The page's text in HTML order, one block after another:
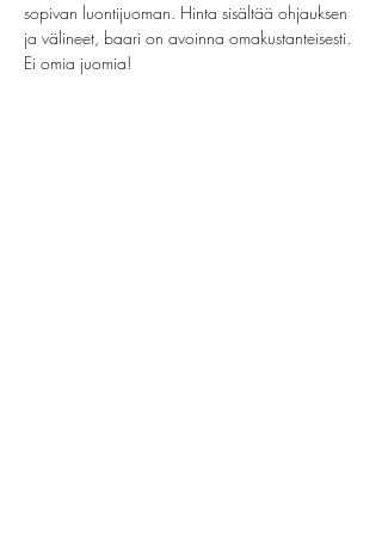
sopivan luontijuoman. Hinta sisältää ohjauksen
ja välineet, baari on avoinna omakustanteisesti.
Ei omia juomia!